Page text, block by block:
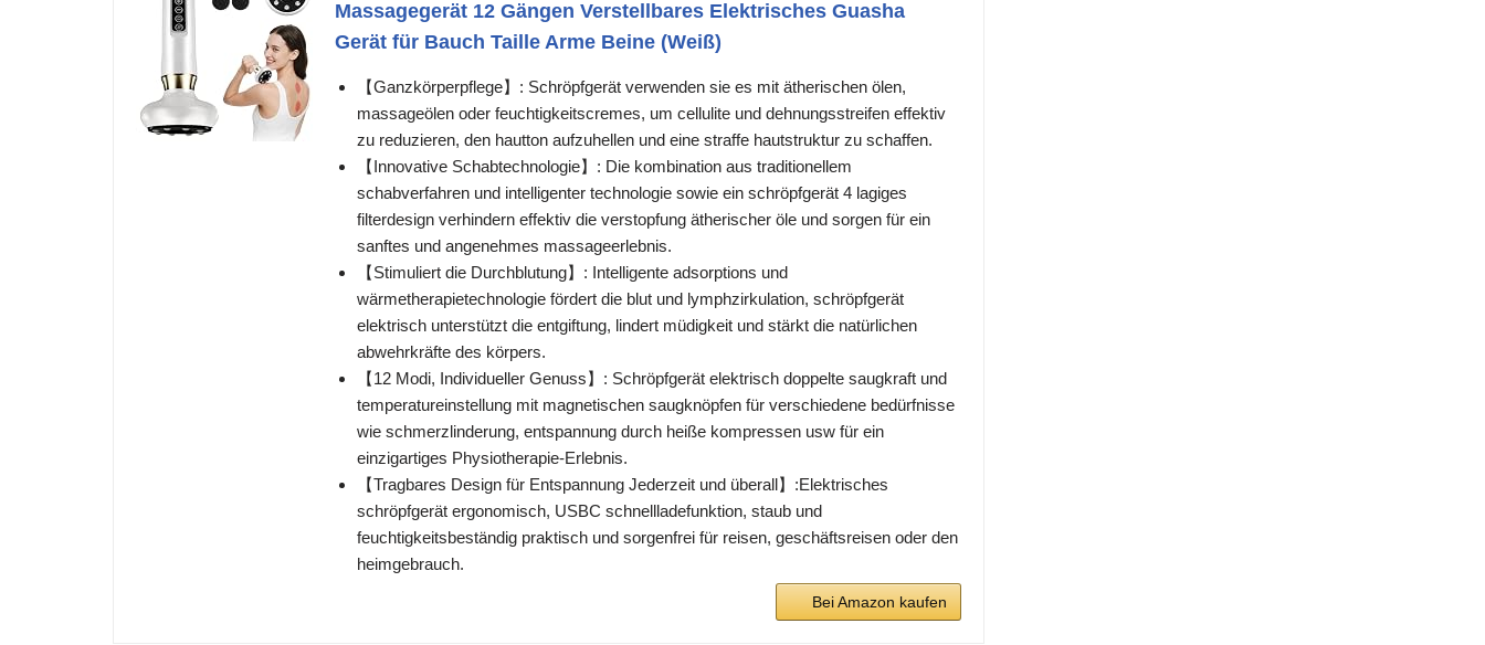
Massagegerät 12 Gängen Verstellbares Elektrisches Guasha
Gerät für Bauch Taille Arme Beine (Weiß)
【Ganzkörperpflege】: Schröpfgerät verwenden sie es mit ätherischen ölen,
massageölen oder feuchtigkeitscremes, um cellulite und dehnungsstreifen effektiv
zu reduzieren, den hautton aufzuhellen und eine straffe hautstruktur zu schaffen.
【Innovative Schabtechnologie】: Die kombination aus traditionellem
schabverfahren und intelligenter technologie sowie ein schröpfgerät 4 lagiges
filterdesign verhindern effektiv die verstopfung ätherischer öle und sorgen für ein
sanftes und angenehmes massageerlebnis.
【Stimuliert die Durchblutung】: Intelligente adsorptions und
wärmetherapietechnologie fördert die blut und lymphzirkulation, schröpfgerät
elektrisch unterstützt die entgiftung, lindert müdigkeit und stärkt die natürlichen
abwehrkräfte des körpers.
【12 Modi, Individueller Genuss】: Schröpfgerät elektrisch doppelte saugkraft und
temperatureinstellung mit magnetischen saugknöpfen für verschiedene bedürfnisse
wie schmerzlinderung, entspannung durch heiße kompressen usw für ein
einzigartiges Physiotherapie-Erlebnis.
【Tragbares Design für Entspannung Jederzeit und überall】:Elektrisches
schröpfgerät ergonomisch, USBC schnellladefunktion, staub und
feuchtigkeitsbeständig praktisch und sorgenfrei für reisen, geschäftsreisen oder den
heimgebrauch.
Bei Amazon kaufen